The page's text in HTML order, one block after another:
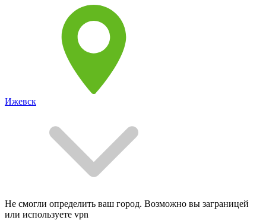
Ижевск
Не смогли определить ваш город. Возможно вы заграницей
или используете vpn